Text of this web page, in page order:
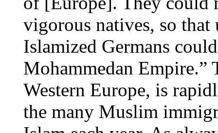
vigorous natives, so
Islamized Germans
Mohammedan Empire.”
Western Europe, is
the many Muslim